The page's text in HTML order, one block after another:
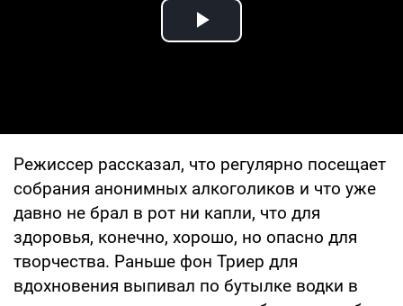
Play Video
Режиссер рассказал, что регулярно посещает
собрания анонимных алкоголиков и что уже
давно не брал в рот ни капли, что для
здоровья, конечно, хорошо, но опасно для
творчества. Раньше фон Триер для
вдохновения выпивал по бутылке водки в